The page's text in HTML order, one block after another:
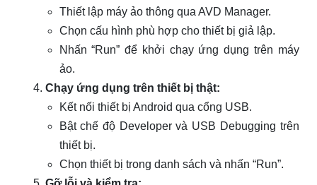
Thiết lập máy ảo thông qua AVD Manager.
Chọn cấu hình phù hợp cho thiết bị giả lập.
Nhấn “Run” để khởi chạy ứng dụng trên máy
ảo.
Chạy ứng dụng trên thiết bị thật:
Kết nối thiết bị Android qua cổng USB.
Bật chế độ Developer và USB Debugging trên
thiết bị.
Chọn thiết bị trong danh sách và nhấn “Run”.